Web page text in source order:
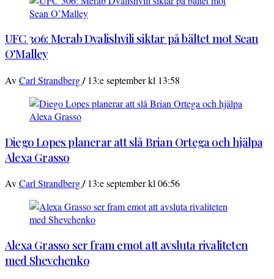
UFC 306: Merab Dvalishvili siktar på bältet mot Sean
O’Malley
AvCarl Strandberg/ 13:e september kl 13:58
Diego Lopes planerar att slå Brian Ortega och hjälpa
Alexa Grasso
AvCarl Strandberg/ 13:e september kl 06:56
Alexa Grasso ser fram emot att avsluta rivaliteten
med Shevchenko